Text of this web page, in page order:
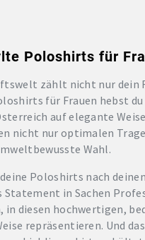
Poloshirts für
zählt nicht nur dein
für Frauen hebst
auf elegante
nicht nur optimalen
Wahl.
Poloshirts nach
in Sachen
in diesen hochwertigen,
repräsentieren. Und